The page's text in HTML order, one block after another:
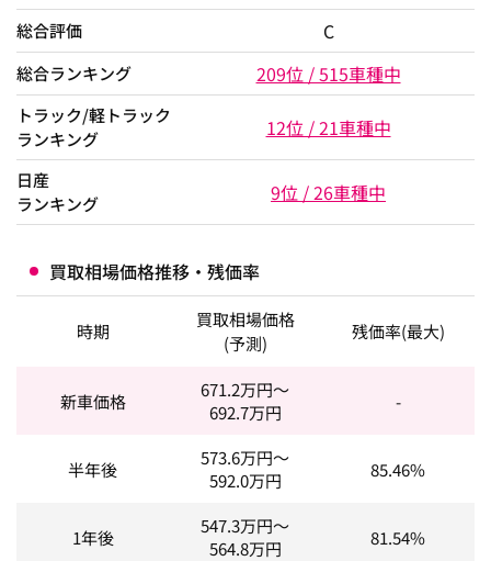
総合評価 C
総合ランキング 209位 / 515車種中
トラック/軽トラック
ランキング
12位 / 21車種中
日産
ランキング
9位 / 26車種中
買取相場価格推移・残価率
時期
買取相場価格
(予測)
残価率(最大)
新車価格 671.2万円～
692.7万円 -
半年後 573.6万円～
592.0万円 85.46%
1年後 547.3万円～
564.8万円 81.54%